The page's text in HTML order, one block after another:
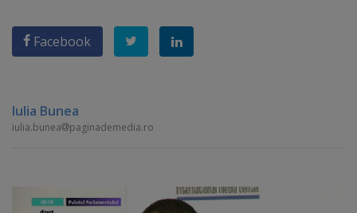
Facebook
Iulia Bunea
iulia.bunea paginademedia.ro